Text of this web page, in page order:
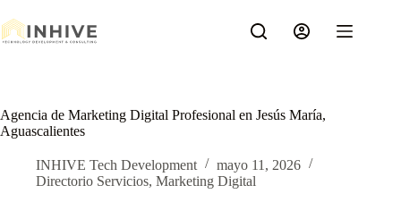
al
contenido
Agencia de Marketing Digital Profesional en Jesús María,
Aguascalientes
INHIVE Tech Development
mayo 11, 2026
Directorio Servicios, Marketing Digital